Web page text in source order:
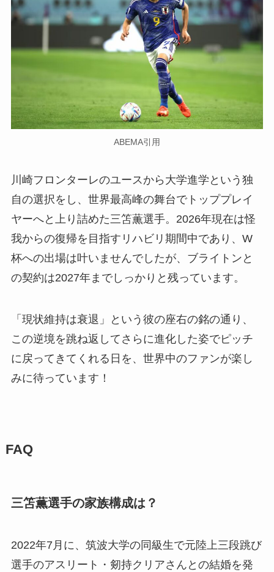
ABEMA引用
川崎フロンターレのユースから大学進学という独
自の選択をし、世界最高峰の舞台でトッププレイ
ヤーへと上り詰めた三笘薫選手。2026年現在は怪
我からの復帰を目指すリハビリ期間中であり、W
杯への出場は叶いませんでしたが、ブライトンと
の契約は2027年までしっかりと残っています。
「現状維持は衰退」という彼の座右の銘の通り、
この逆境を跳ね返してさらに進化した姿でピッチ
に戻ってきてくれる日を、世界中のファンが楽し
みに待っています！
FAQ
三笘薫選手の家族構成は？
2022年7月に、筑波大学の同級生で元陸上三段跳び
選手のアスリート・剱持クリアさんとの結婚を発